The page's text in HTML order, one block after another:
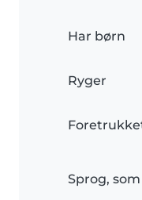
Har børn
Ryger
Sprog,